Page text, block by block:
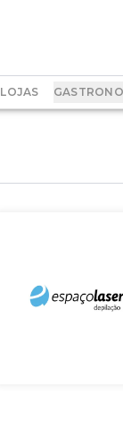
LOJAS